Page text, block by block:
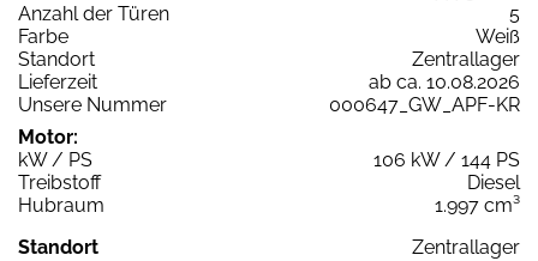
Anzahl der Türen
5
Farbe
Weiß
Standort
Zentrallager
Lieferzeit
ab ca. 10.08.2026
Unsere Nummer
000647_GW_APF-KR
Motor:
kW / PS
106 kW / 144 PS
Treibstoff
Diesel
Hubraum
1.997 cm³
Standort
Zentrallager